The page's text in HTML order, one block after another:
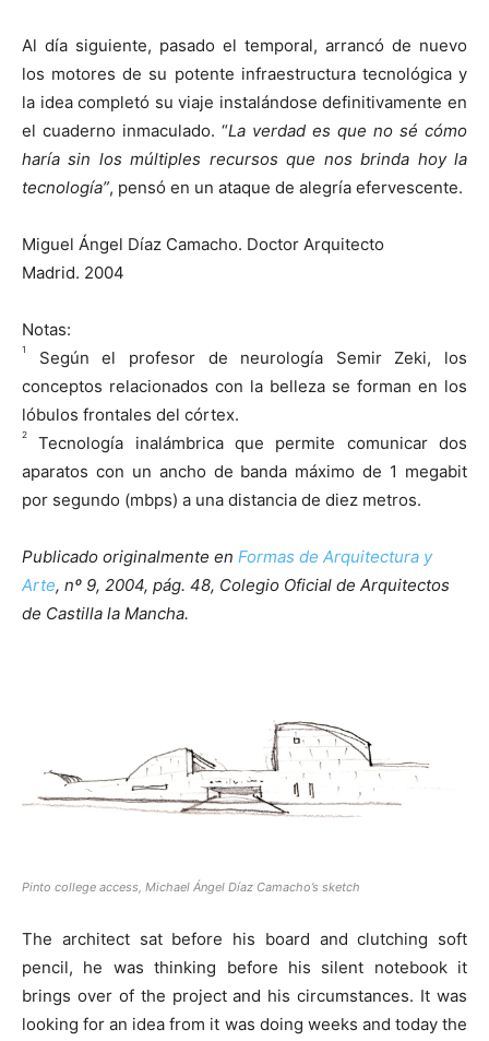
Al día siguiente, pasado el temporal, arrancó de nuevo
los motores de su potente infraestructura tecnológica y
la idea completó su viaje instalándose definitivamente en
el cuaderno inmaculado. “La verdad es que no sé cómo
haría sin los múltiples recursos que nos brinda hoy la
tecnología”, pensó en un ataque de alegría efervescente.
Miguel Ángel Díaz Camacho. Doctor Arquitecto
Madrid. 2004
Notas:
1
Según el profesor de neurología Semir Zeki, los
conceptos relacionados con la belleza se forman en los
lóbulos frontales del córtex.
2
Tecnología inalámbrica que permite comunicar dos
aparatos con un ancho de banda máximo de 1 megabit
por segundo (mbps) a una distancia de diez metros.
Publicado originalmente en Formas de Arquitectura y
Arte, nº 9, 2004, pág. 48, Colegio Oficial de Arquitectos
de Castilla la Mancha.
Pinto college access, Michael Ángel Díaz Camacho’s sketch
The architect sat before his board and clutching soft
pencil, he was thinking before his silent notebook it
brings over of the project and his circumstances. It was
looking for an idea from it was doing weeks and today the